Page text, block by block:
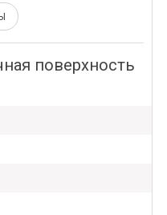
поверхность